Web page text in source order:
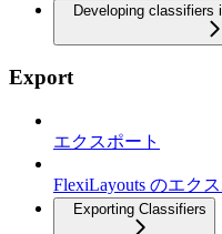
Developing classifiers
Export
エクスポート
FlexiLayouts のエク
Exporting Classifiers